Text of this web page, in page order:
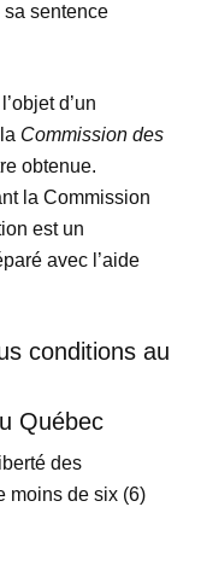
sa sentence
d’un
Commission des
obtenue.
la Commission
est un
avec l’aide
conditions au
Québec
des
moins de six (6)